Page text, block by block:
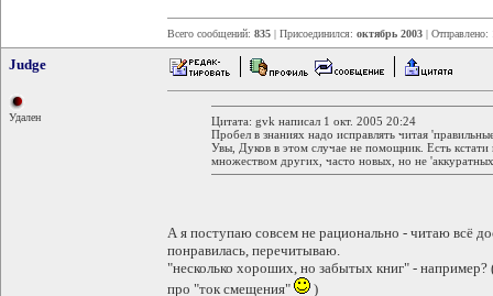
Всего сообщений: 835 | Присоединился: октябрь 2003 | Отправлено:
Judge
Удален
Цитата: gvk написал 1 окт. 2005 20:24
Пробел в знаниях надо исправлять читая
Увы, Дуков в этом случае не помощник. Есть
множеством других, часто новых, но не
А я поступаю совсем не рационально - читаю всё
понравилась, перечитываю.
"несколько хороших, но забытых книг" -
про "ток смещения"
)